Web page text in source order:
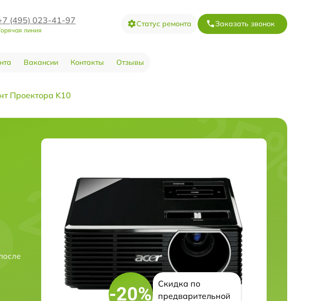
(495) 023-41-97
линия
Статус ремонта Заказать звонок
Вакансии Контакты Отзывы
Проектора K10
-20%
Скидка по
предварительной